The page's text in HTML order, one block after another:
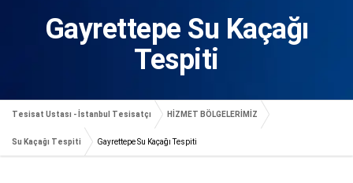
Gayrettepe Su Kaçağı
Tespiti
Tesisat Ustası - İstanbul Tesisatçı HİZMET BÖLGELERİMİZ
Su Kaçağı Tespiti Gayrettepe Su Kaçağı Tespiti